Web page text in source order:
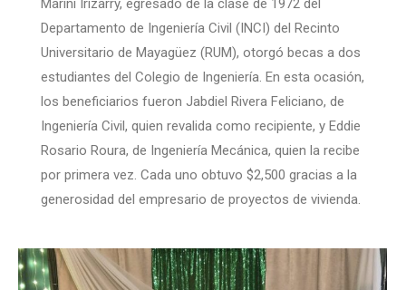
Marini Irizarry, egresado de la clase de 1972 del
Departamento de Ingeniería Civil (INCI) del Recinto
Universitario de Mayagüez (RUM), otorgó becas a dos
estudiantes del Colegio de Ingeniería. En esta ocasión,
los beneficiarios fueron Jabdiel Rivera Feliciano, de
Ingeniería Civil, quien revalida como recipiente, y Eddie
Rosario Roura, de Ingeniería Mecánica, quien la recibe
por primera vez. Cada uno obtuvo $2,500 gracias a la
generosidad del empresario de proyectos de vivienda.